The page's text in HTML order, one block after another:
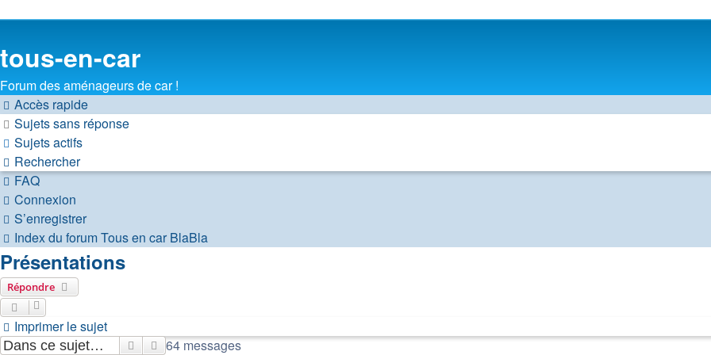
tous-en-car
Forum des aménageurs de car !
Accès rapide
Sujets sans réponse
Sujets actifs
Rechercher
FAQ
Connexion
S’enregistrer
Index du forumTous en car BlaBla
Présentations
Répondre
Imprimer le sujet
Rechercher
Recherche avancée
64 messages